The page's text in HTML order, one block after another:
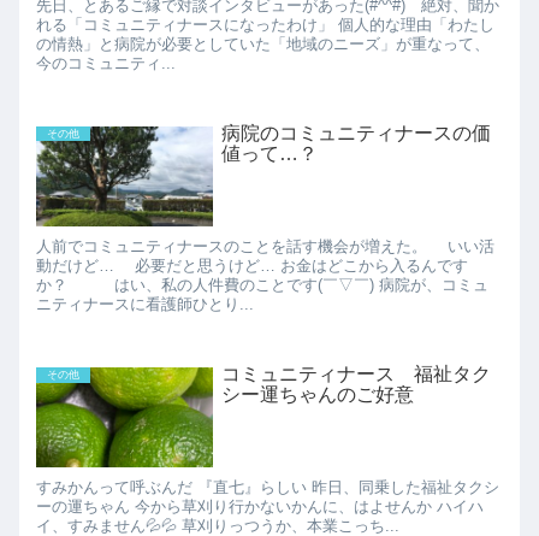
先日、とあるご縁で対談インタビューがあった(#^^#) 絶対、聞か
れる「コミュニティナースになったわけ」 個人的な理由「わたし
の情熱」と病院が必要としていた「地域のニーズ」が重なって、
今のコミュニティ...
その他
病院のコミュニティナースの価
値って…？
人前でコミュニティナースのことを話す機会が増えた。 いい活
動だけど… 必要だと思うけど… お金はどこから入るんです
か？ はい、私の人件費のことです(￣▽￣) 病院が、コミュ
ニティナースに看護師ひとり...
その他
コミュニティナース 福祉タク
シー運ちゃんのご好意
すみかんって呼ぶんだ 『直七』らしい 昨日、同乗した福祉タクシ
ーの運ちゃん 今から草刈り行かないかんに、はよせんか ハイハ
イ、すみません💦💦 草刈りっつうか、本業こっち...